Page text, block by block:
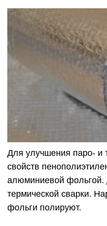
Для улучшения паро- и
свойств
алюминиевой фольгой.
термической сварки.
фольги полируют.